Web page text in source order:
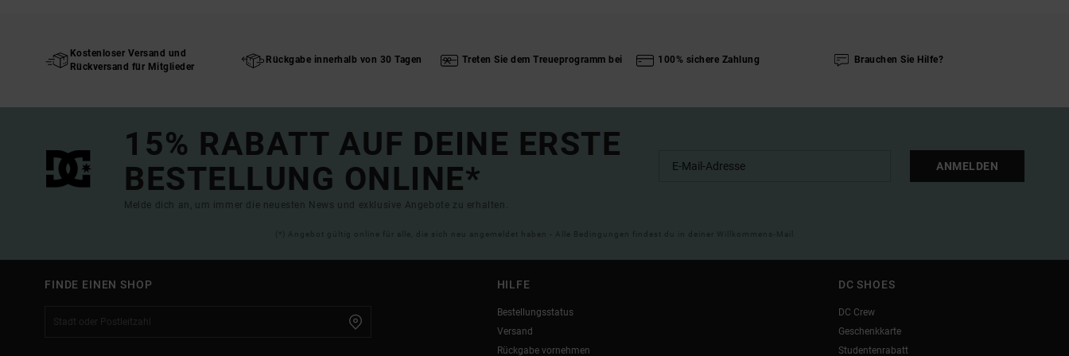
Kostenloser Versand und
Rückversand für Mitglieder
Rückgabe innerhalb von 30 Tagen Treten Sie dem Treueprogramm bei 100% sichere Zahlung Brauchen Sie Hilfe?
15% RABATT AUF DEINE ERSTE
BESTELLUNG ONLINE*
Melde dich an, um immer die neuesten News und exklusive Angebote zu erhalten.
ANMELDEN
(*) Angebot gültig online für alle, die sich neu angemeldet haben - Alle Bedingungen findest du in deiner Willkommens-Mail
FINDE EINEN SHOP HILFE
Bestellungsstatus
Versand
Rückgabe vornehmen
DC SHOES
DC Crew
Geschenkkarte
Studentenrabatt